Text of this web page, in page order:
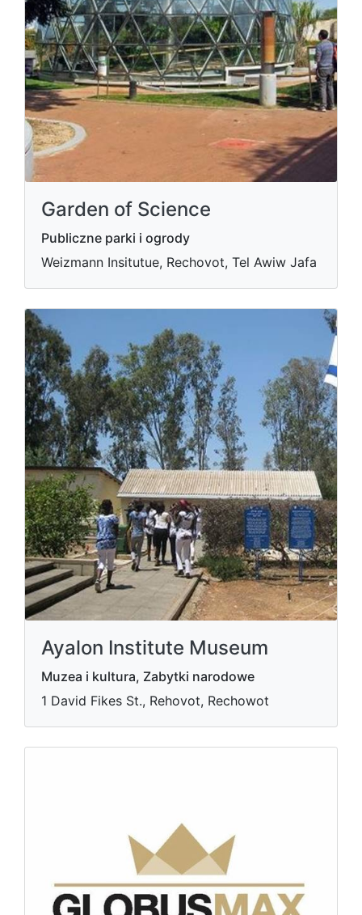
Garden of Science
Publiczne parki i ogrody
Weizmann Insitutue, Rechovot, Tel Awiw Jafa
Ayalon Institute Museum
Muzea i kultura, Zabytki narodowe
1 David Fikes St., Rehovot, Rechowot